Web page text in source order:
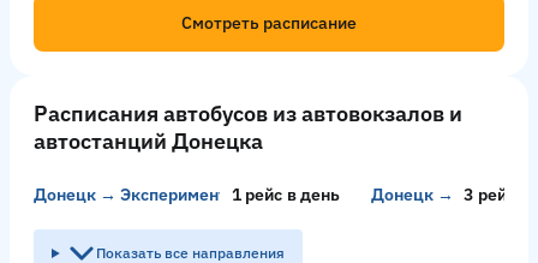
Смотреть расписание
Расписания автобусов из автовокзалов и
автостанций Донецка
Донецк → Экспериментальный1 рейс в день Донецк → Узловая
3 рейсa
Показать все направления